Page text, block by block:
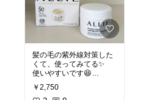
髪の毛の紫外線対策した
くて、使ってみてる✨
使いやすいです😆
#オリジナル写真
￥2,750